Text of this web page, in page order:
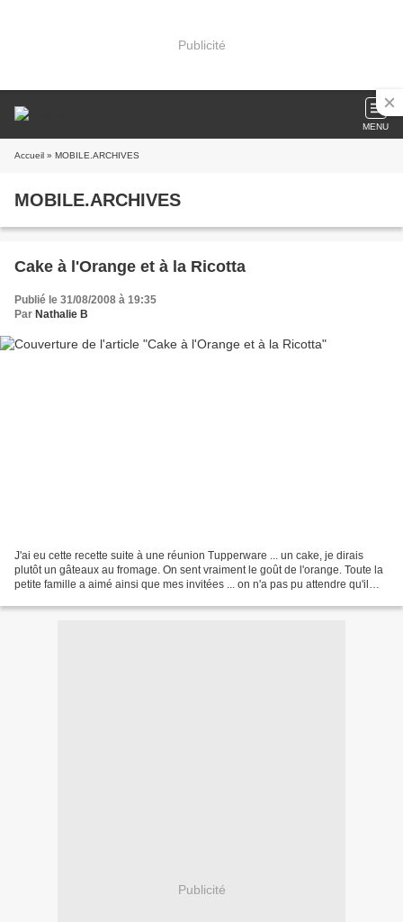
Publicité
MENU
Accueil » MOBILE.ARCHIVES
MOBILE.ARCHIVES
Cake à l'Orange et à la Ricotta
Publié le 31/08/2008 à 19:35
Par Nathalie B
J'ai eu cette recette suite à une réunion Tupperware ... un cake, je dirais
plutôt un gâteaux au fromage. On sent vraiment le goût de l'orange. Toute la
petite famille a aimé ainsi que mes invitées ... on n'a pas pu attendre qu'il
Publicité